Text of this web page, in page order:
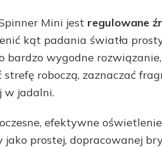
Mini jest regulowane
kąt padania światła
bardzo wygodne
strefę roboczą, zaznaczać
w jadalni.
efektywne
prostej, dopracowanej